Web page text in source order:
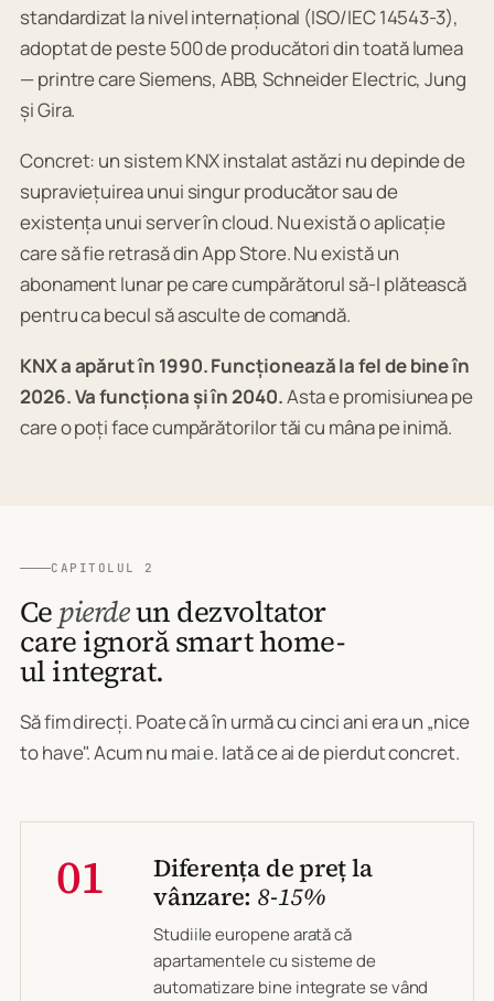
standardizat la nivel internațional (ISO/IEC 14543-3),
adoptat de peste 500 de producători din toată lumea
— printre care Siemens, ABB, Schneider Electric, Jung
și Gira.
Concret: un sistem KNX instalat astăzi nu depinde de
supraviețuirea unui singur producător sau de
existența unui server în cloud. Nu există o aplicație
care să fie retrasă din App Store. Nu există un
abonament lunar pe care cumpărătorul să-l plătească
pentru ca becul să asculte de comandă.
KNX a apărut în 1990. Funcționează la fel de bine în
2026. Va funcționa și în 2040.Asta e promisiunea pe
care o poți face cumpărătorilor tăi cu mâna pe inimă.
CAPITOLUL 2
Cepierdeun dezvoltator
care ignoră smart home-
ul integrat.
Să fim direcți. Poate că în urmă cu cinci ani era un „nice
to have". Acum nu mai e. Iată ce ai de pierdut concret.
01
Diferența de preț la
vânzare: 8-15%
Studiile europene arată că
apartamentele cu sisteme de
automatizare bine integrate se vând